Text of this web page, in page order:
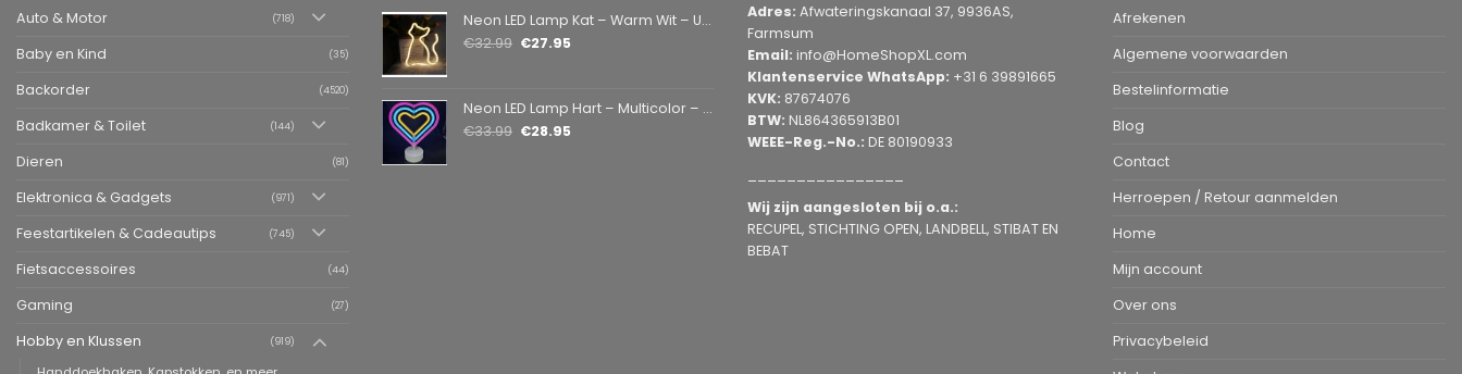
Auto & Motor (718)
Baby en Kind (35)
Backorder (4520)
Badkamer & Toilet (144)
Dieren (81)
Elektronica & Gadgets (971)
Feestartikelen & Cadeautips (745)
Fietsaccessoires (44)
Gaming (27)
Hobby en Klussen (919)
Neon LED Lamp Kat – Warm Wit – USB & Batterij – Decoratieve Tafellamp voor Kinderkamer – 28,5 x 24,5 cm
€32.99 €27.95
Neon LED Lamp Hart – Multicolor – USB & Batterij – Hartvormige Sfeerlamp – Kinderkamer & Slaapkamer – 25,2 x 23 cm
€33.99 €28.95
Adres: Afwateringskanaal 37, 9936AS,
Farmsum
Email: info@HomeShopXL.com
Klantenservice WhatsApp: +31 6 39891665
KVK: 87674076
BTW: NL864365913B01
WEEE-Reg.-No.: DE 80190933
Wij zijn aangesloten bij o.a.:
RECUPEL, STICHTING OPEN, LANDBELL, STIBAT EN
BEBAT
Afrekenen
Algemene voorwaarden
Bestelinformatie
Blog
Contact
Herroepen / Retour aanmelden
Home
Mijn account
Over ons
Privacybeleid